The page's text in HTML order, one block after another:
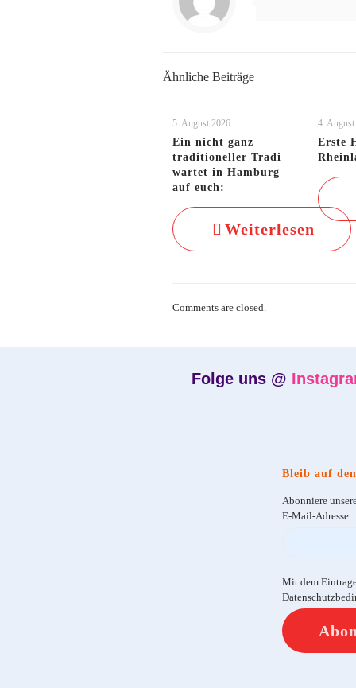
Ähnliche Beiträge
5. August 2026
Ein nicht ganz
traditioneller Tradi
wartet in Hamburg
auf euch:
Weiterlesen
4.
Erste
Comments are closed.
Folge uns @
Bleib auf
Abonniere
E-Mail-Adresse
Mit dem